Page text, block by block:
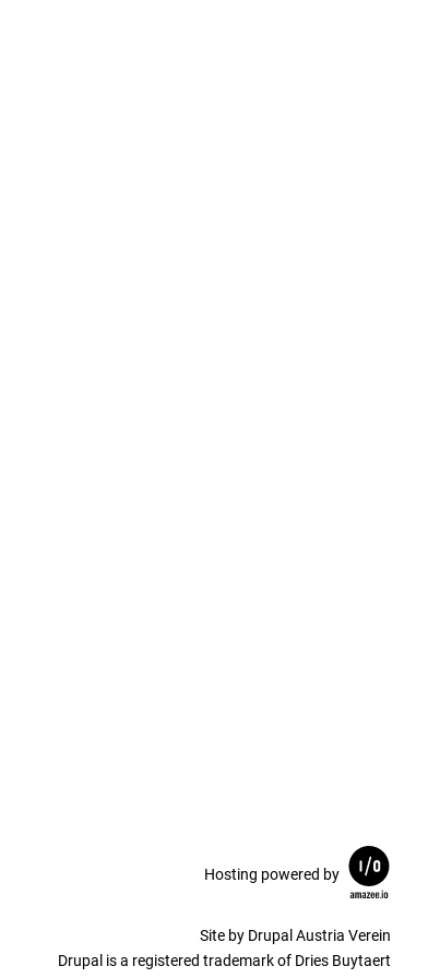
Hosting powered by
Site by Drupal Austria Verein
Drupal is a registered trademark of Dries Buytaert